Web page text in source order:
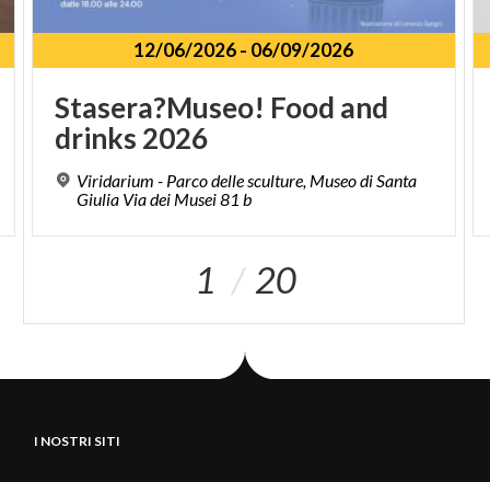
12/06/2026- 06/09/2026
Stasera?Museo! Food and
drinks 2026
Viridarium - Parco delle sculture, Museo di Santa
Giulia Via dei Musei 81 b
1 20
I NOSTRI SITI